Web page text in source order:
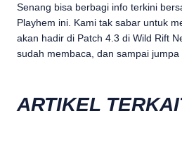
Senang bisa berbagi info terkini
Playhem ini. Kami tak sabar untuk
akan hadir di Patch 4.3 di Wild Rift
sudah membaca, dan sampai jumpa
ARTIKEL